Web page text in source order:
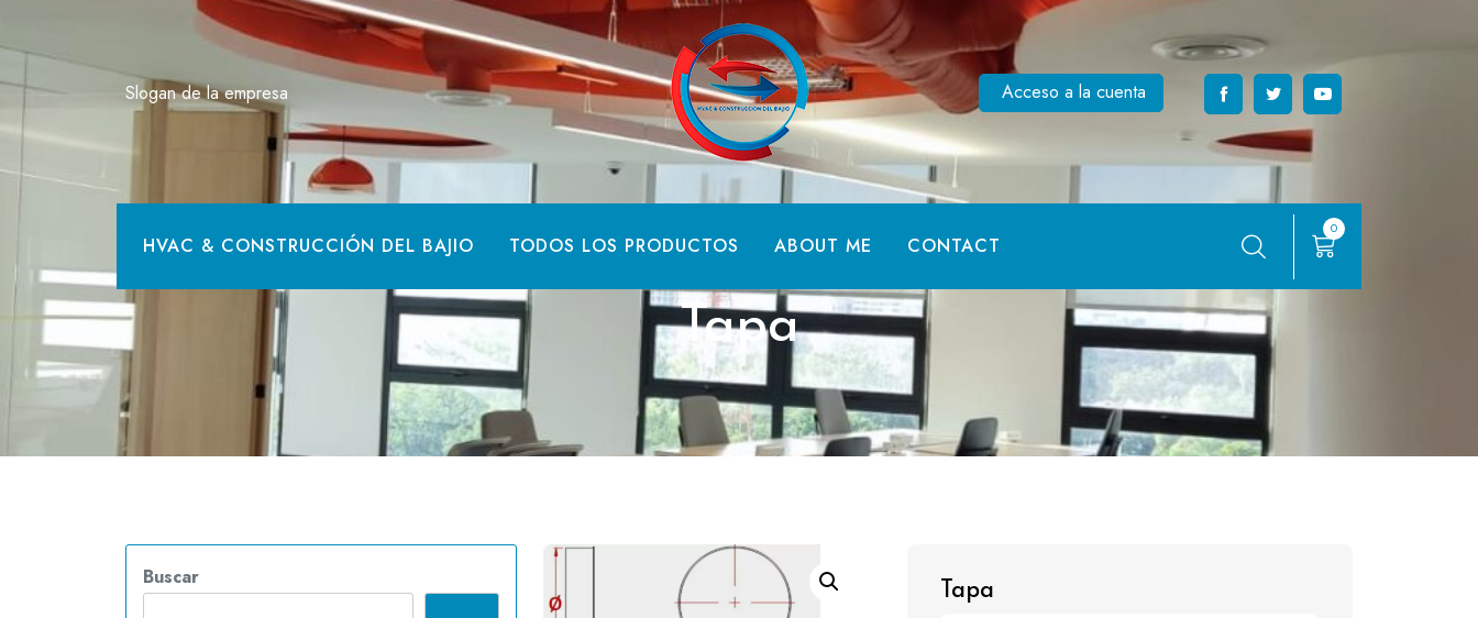
al
contenido
Slogan de la empresa Acceso a la cuenta
HVAC & CONSTRUCCIÓN DEL BAJIO TODOS LOS PRODUCTOS ABOUT ME CONTACT
0
Tapa
Tapa
Buscar